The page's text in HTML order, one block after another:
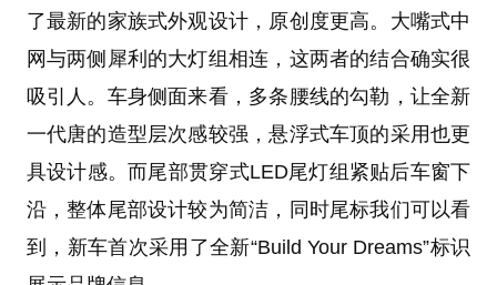
了最新的家族式外观设计，原创度更高。大嘴式中
网与两侧犀利的大灯组相连，这两者的结合确实很
吸引人。车身侧面来看，多条腰线的勾勒，让全新
一代唐的造型层次感较强，悬浮式车顶的采用也更
具设计感。而尾部贯穿式LED尾灯组紧贴后车窗下
沿，整体尾部设计较为简洁，同时尾标我们可以看
到，新车首次采用了全新“Build Your Dreams”标识